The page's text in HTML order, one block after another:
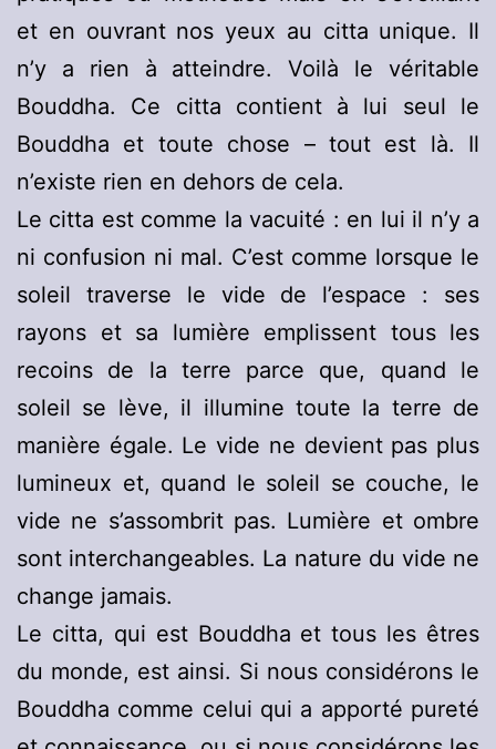
et en ouvrant nos yeux au citta unique. Il
n’y a rien à atteindre. Voilà le véritable
Bouddha. Ce citta contient à lui seul le
Bouddha et toute chose – tout est là. Il
n’existe rien en dehors de cela.
Le citta est comme la vacuité : en lui il n’y a
ni confusion ni mal. C’est comme lorsque le
soleil traverse le vide de l’espace : ses
rayons et sa lumière emplissent tous les
recoins de la terre parce que, quand le
soleil se lève, il illumine toute la terre de
manière égale. Le vide ne devient pas plus
lumineux et, quand le soleil se couche, le
vide ne s’assombrit pas. Lumière et ombre
sont interchangeables. La nature du vide ne
change jamais.
Le citta, qui est Bouddha et tous les êtres
du monde, est ainsi. Si nous considérons le
Bouddha comme celui qui a apporté pureté